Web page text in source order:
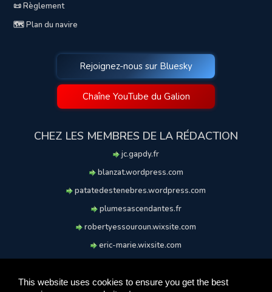
This website uses cookies to ensure you get the best
📜 Règlement
🗺️ Plan du navire
Rejoignez-nous sur Bluesky
Chaîne YouTube du Galion
CHEZ LES MEMBRES DE LA RÉDACTION
jc.gapdy.fr
blanzat.wordpress.com
patatedestenebres.wordpress.com
plumesascendantes.fr
robertyessouroun.wixsite.com
eric-marie.wixsite.com
soufflereve.blogspot.com